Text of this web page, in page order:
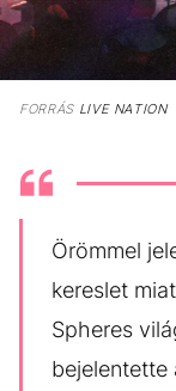
FORRÁSLIVE NATION
Örömmel
kereslet
Spheres
bejelentette